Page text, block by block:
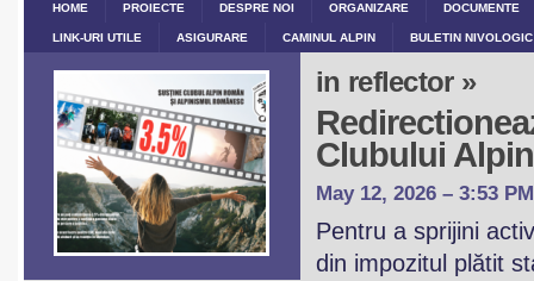
HOME PROIECTE DESPRE NOI ORGANIZARE DOCUMENTE
LINK-URI UTILE ASIGURARE CAMINUL ALPIN BULETIN
in reflector »
Clubului
May 12, 2026 – 3:53 PM
Pentru a sprijini
din impozitul plătit